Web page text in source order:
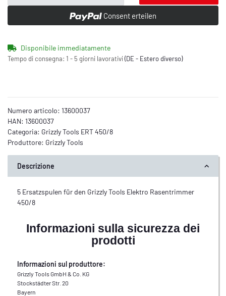
Consent erteilen
Disponibile immediatamente
Tempo di consegna: 1 - 5 giorni lavorativi(DE - Estero diverso)
Numero articolo: 13600037
HAN: 13600037
Categoria: Grizzly Tools ERT 450/8
Produttore: Grizzly Tools
Descrizione
5 Ersatzspulen für den Grizzly Tools Elektro Rasentrimmer
450/8
Informazioni sulla sicurezza dei
prodotti
Informazioni sul produttore:
Grizzly Tools GmbH & Co. KG
Stockstädter Str. 20
Bayern